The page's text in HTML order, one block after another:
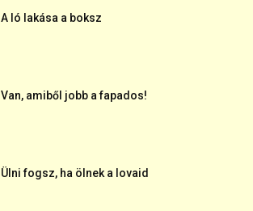
A ló lakása a boksz
Van, amiből jobb a fapados!
Ülni fogsz, ha ölnek a lovaid